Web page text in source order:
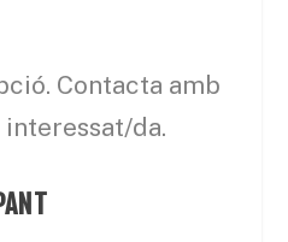
Contacta amb
interessat/da.